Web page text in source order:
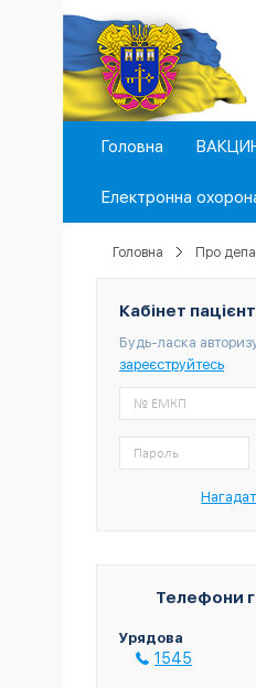
Головна
Електронна
Головна Про
Кабінет
Будь-ласка
зареєструйтесь
Телефони
Урядова
1545